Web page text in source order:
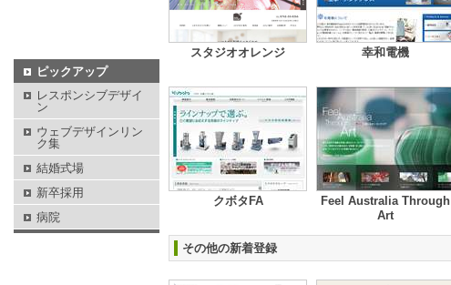
スタジオオレンジ 幸和電機
クボタFA
Feel Australia Through
Art
その他の新着登録
ピックアップ
レスポンシブデザイ
ン
ウェブデザインリン
ク集
結婚式場
新卒採用
病院